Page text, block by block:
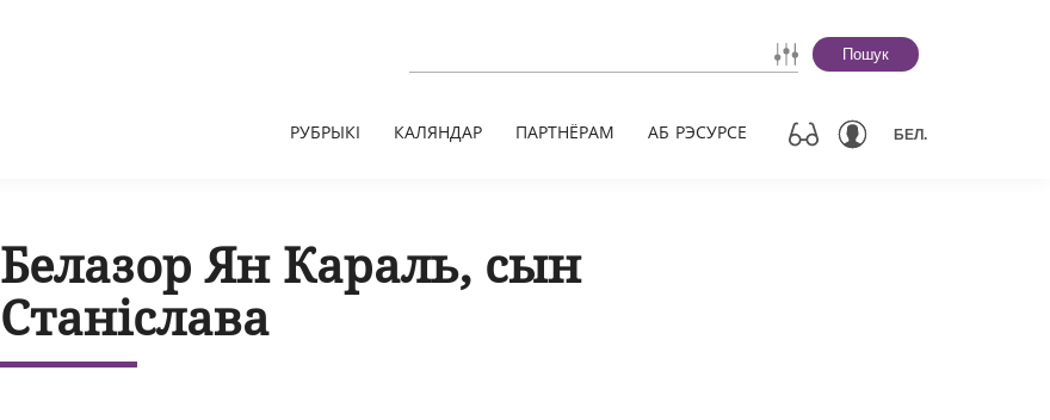
Пошук
РУБРЫКІ КАЛЯНДАР ПАРТНЁРАМ АБ РЭСУРСЕ БЕЛ.
Белазор Ян Караль, сын
Станіслава